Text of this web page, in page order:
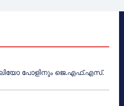
ലിയോ പോളിനും ജെ.എഫ്.എസ്.